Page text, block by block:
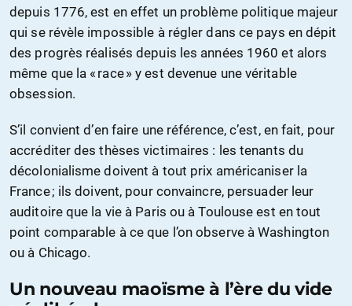
depuis 1776, est en effet un problème politique majeur
qui se révèle impossible à régler dans ce pays en dépit
des progrès réalisés depuis les années 1960 et alors
même que la « race » y est devenue une véritable
obsession.
S’il convient d’en faire une référence, c’est, en fait, pour
accréditer des thèses victimaires : les tenants du
décolonialisme doivent à tout prix américaniser la
France ; ils doivent, pour convaincre, persuader leur
auditoire que la vie à Paris ou à Toulouse est en tout
point comparable à ce que l’on observe à Washington
ou à Chicago.
Un nouveau maoïsme à l’ère du vide